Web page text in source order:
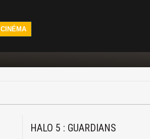
CINÉMA
HALO 5 : GUARDIANS